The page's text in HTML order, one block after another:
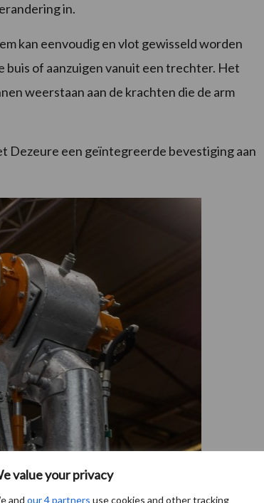
value your privacy
and our 4 partners use cookies and other tracking
in.
kan eenvoudig en vlot gewisseld worden
buis of aanzuigen vanuit een trechter. Het
weerstaan aan de krachten die de arm
Dezeure een geïntegreerde bevestiging aan